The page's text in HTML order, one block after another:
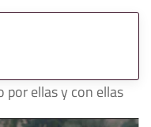
por ellas y con ellas